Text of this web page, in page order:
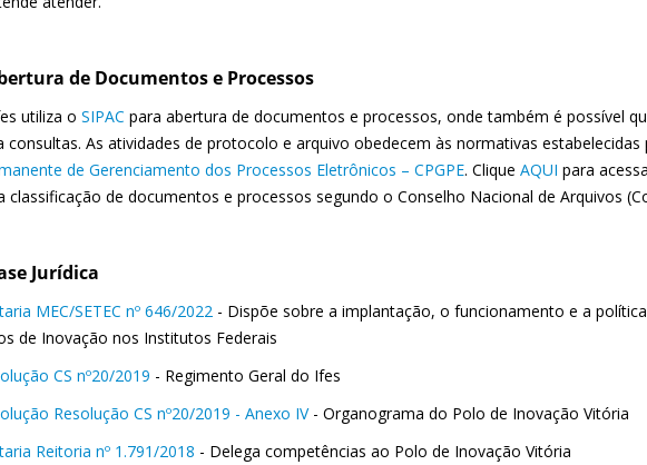
de Documentos e Processos
utiliza o SIPAC para abertura de documentos e processos, onde também é possível
consultas. As atividades de protocolo e arquivo obedecem às normativas estabelecidas
de Gerenciamento dos Processos Eletrônicos – CPGPE. Clique AQUI para
classificação de documentos e processos segundo o Conselho Nacional de Arquivos
Jurídica
MEC/SETEC nº 646/2022 - Dispõe sobre a implantação, o funcionamento e a
de Inovação nos Institutos Federais
CS nº20/2019 - Regimento Geral do Ifes
Resolução CS nº20/2019 - Anexo IV- Organograma do Polo de Inovação Vitória
Reitoria nº 1.791/2018 - Delega competências ao Polo de Inovação Vitória